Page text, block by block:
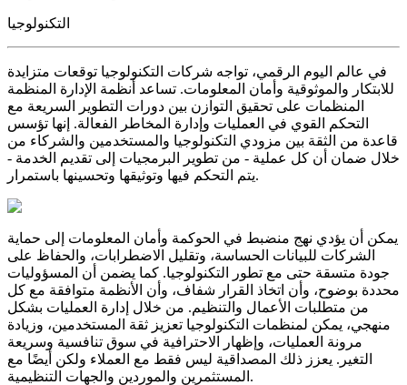
التكنولوجيا
في عالم اليوم الرقمي، تواجه شركات التكنولوجيا توقعات متزايدة
للابتكار والموثوقية وأمان المعلومات. تساعد أنظمة الإدارة المنظمة
المنظمات على تحقيق التوازن بين دورات التطوير السريعة مع
التحكم القوي في العمليات وإدارة المخاطر الفعالة. إنها تؤسس
قاعدة من الثقة بين مزودي التكنولوجيا والمستخدمين والشركاء من
خلال ضمان أن كل عملية - من تطوير البرمجيات إلى تقديم الخدمة -
يتم التحكم فيها وتوثيقها وتحسينها باستمرار.
يمكن أن يؤدي نهج منضبط في الحوكمة وأمان المعلومات إلى حماية
الشركات للبيانات الحساسة، وتقليل الاضطرابات، والحفاظ على
جودة متسقة حتى مع تطور التكنولوجيا. كما يضمن أن المسؤوليات
محددة بوضوح، وأن اتخاذ القرار شفاف، وأن الأنظمة متوافقة مع كل
من متطلبات الأعمال والتنظيم. من خلال إدارة العمليات بشكل
منهجي، يمكن لمنظمات التكنولوجيا تعزيز ثقة المستخدمين، وزيادة
مرونة العمليات، وإظهار الاحترافية في سوق تنافسية وسريعة
التغير. يعزز ذلك المصداقية ليس فقط مع العملاء ولكن أيضًا مع
المستثمرين والموردين والجهات التنظيمية.